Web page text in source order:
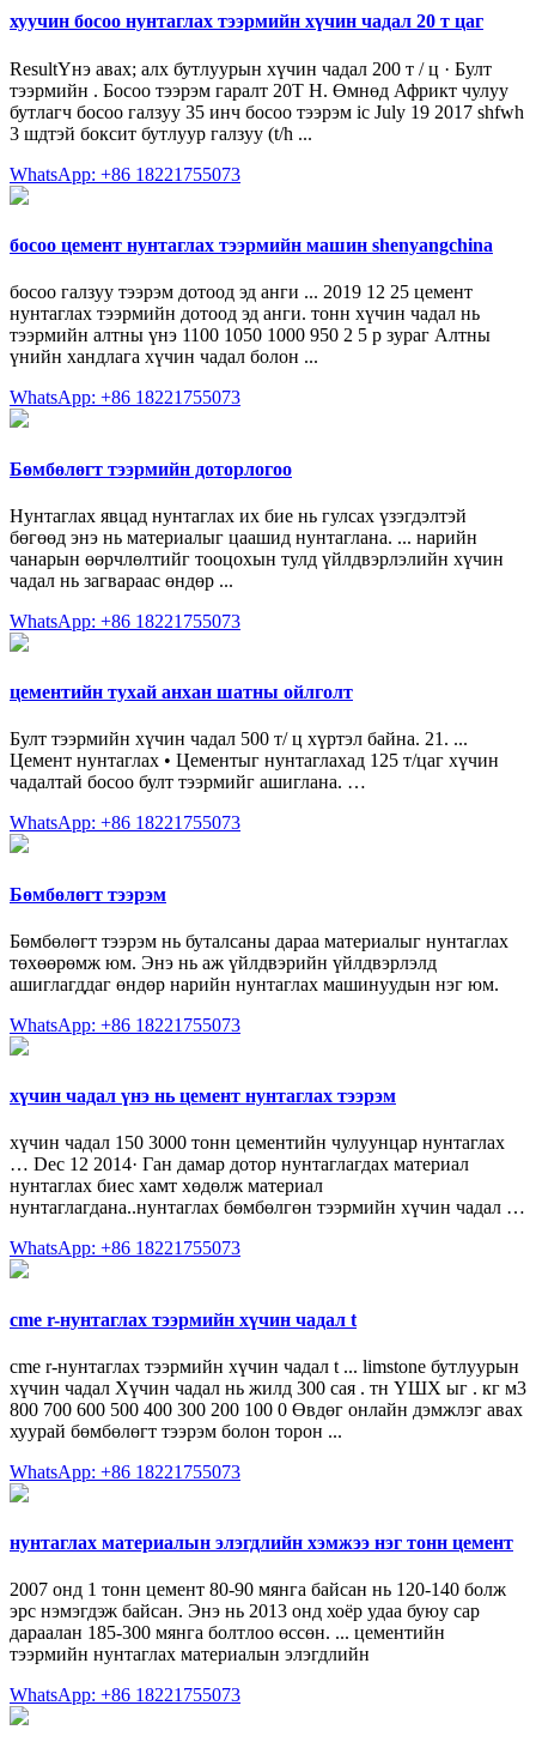
хуучин босоо нунтаглах тээрмийн хүчин чадал 20 т цаг
ResultҮнэ авах; алх бутлуурын хүчин чадал 200 т / ц · Булт
тээрмийн . Босоо тээрэм гаралт 20Т H. Өмнөд Африкт чулуу
бутлагч босоо галзуу 35 инч босоо тээрэм ic July 19 2017 shfwh
3 шдтэй боксит бутлуур галзуу (t/h ...
WhatsApp: +86 18221755073
босоо цемент нунтаглах тээрмийн машин shenyangchina
босоо галзуу тээрэм дотоод эд анги ... 2019 12 25 цемент
нунтаглах тээрмийн дотоод эд анги. тонн хүчин чадал нь
тээрмийн алтны үнэ 1100 1050 1000 950 2 5 р зураг Алтны
үнийн хандлага хүчин чадал болон ...
WhatsApp: +86 18221755073
Бөмбөлөгт тээрмийн доторлогоо
Нунтаглах явцад нунтаглах их бие нь гулсах үзэгдэлтэй
бөгөөд энэ нь материалыг цаашид нунтаглана. ... нарийн
чанарын өөрчлөлтийг тооцохын тулд үйлдвэрлэлийн хүчин
чадал нь загвараас өндөр ...
WhatsApp: +86 18221755073
цементийн тухай анхан шатны ойлголт
Булт тээрмийн хүчин чадал 500 т/ ц хүртэл байна. 21. ...
Цемент нунтаглах • Цементыг нунтаглахад 125 т/цаг хүчин
чадалтай босоо булт тээрмийг ашиглана. …
WhatsApp: +86 18221755073
Бөмбөлөгт тээрэм
Бөмбөлөгт тээрэм нь буталсаны дараа материалыг нунтаглах
төхөөрөмж юм. Энэ нь аж үйлдвэрийн үйлдвэрлэлд
ашиглагддаг өндөр нарийн нунтаглах машинуудын нэг юм.
WhatsApp: +86 18221755073
хүчин чадал үнэ нь цемент нунтаглах тээрэм
хүчин чадал 150 3000 тонн цементийн чулуунцар нунтаглах
… Dec 12 2014· Ган дамар дотор нунтаглагдах материал
нунтаглах биес хамт хөдөлж материал
нунтаглагдана..нунтаглах бөмбөлгөн тээрмийн хүчин чадал …
WhatsApp: +86 18221755073
cme r-нунтаглах тээрмийн хүчин чадал t
cme r-нунтаглах тээрмийн хүчин чадал t ... limstone бутлуурын
хүчин чадал Хүчин чадал нь жилд 300 сая . тн ҮШХ ыг . кг м3
800 700 600 500 400 300 200 100 0 Өвдөг онлайн дэмжлэг авах
хуурай бөмбөлөгт тээрэм болон торон ...
WhatsApp: +86 18221755073
нунтаглах материалын элэгдлийн хэмжээ нэг тонн цемент
2007 онд 1 тонн цемент 80-90 мянга байсан нь 120-140 болж
эрс нэмэгдэж байсан. Энэ нь 2013 онд хоёр удаа буюу сар
дараалан 185-300 мянга болтлоо өссөн. ... цементийн
тээрмийн нунтаглах материалын элэгдлийн
WhatsApp: +86 18221755073